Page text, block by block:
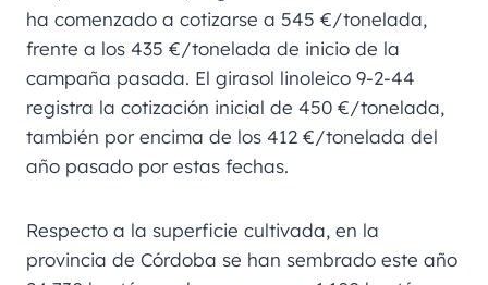
ha comenzado a cotizarse a 545 €/tonelada,
frente a los 435 €/tonelada de inicio de la
campaña pasada. El girasol linoleico 9-2-44
registra la cotización inicial de 450 €/tonelada,
también por encima de los 412 €/tonelada del
año pasado por estas fechas.
Respecto a la superficie cultivada, en la
provincia de Córdoba se han sembrado este año